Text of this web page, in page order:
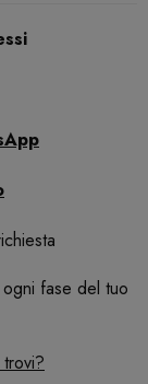
fase del tuo